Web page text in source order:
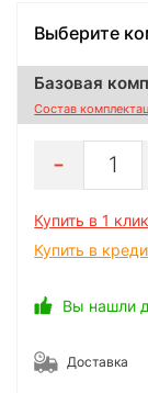
Выберите
Базовая
Состав
1
Купить в 1 клик
Купить в
Вы нашли
Доставка